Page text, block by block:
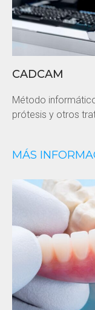
CADCAM
Método
prótesis y otros
MÁS